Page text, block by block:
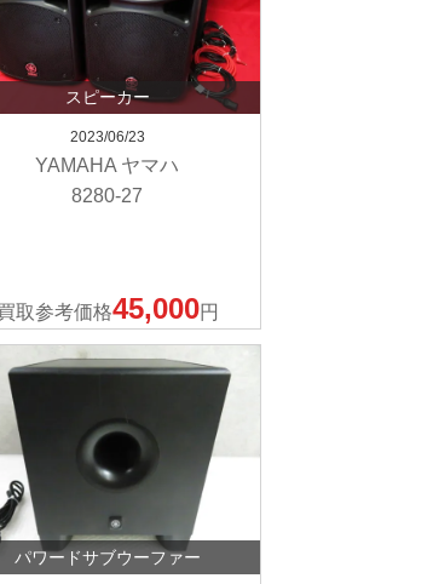
スピーカー
2023/06/23
YAMAHA ヤマハ
8280-27
取参考価格45,000円
パワードサブウーファー